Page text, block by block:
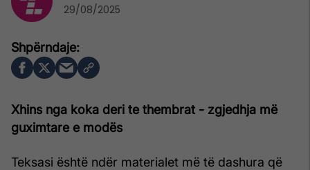
Xhins nga koka deri te thembrat - zgjedhja më
guximtare e modës
Teksasi është ndër materialet më të dashura që
29/08/2025